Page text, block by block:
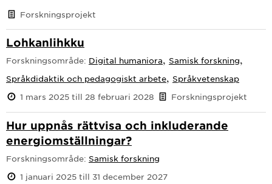
Forskningsprojekt
Lohkanlihkku
Forskningsområde: Digital humaniora, Samisk forskning,
Språkdidaktik och pedagogiskt arbete, Språkvetenskap
1 mars 2025 till 28 februari 2028
Forskningsprojekt
Hur uppnås rättvisa och inkluderande
energiomställningar?
Forskningsområde: Samisk forskning
1 januari 2025 till 31 december 2027